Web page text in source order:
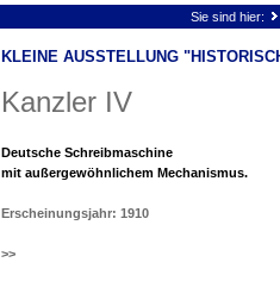
Sie sind hier:
KLEINE AUSSTELLUNG
Kanzler IV
Deutsche Schreibmaschine
mit außergewöhnlichem Mechanismus.
Erscheinungsjahr: 1910
>>